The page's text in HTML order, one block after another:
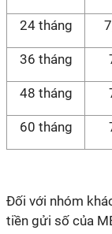
24 tháng
36 tháng
48 tháng
60 tháng
Đối với nhóm
tiền gửi số của